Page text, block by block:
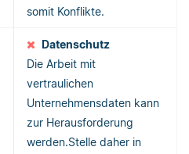
somit Konflikte.
Datenschutz
Die Arbeit mit
vertraulichen
Unternehmensdaten kann
zur Herausforderung
werden.Stelle daher in